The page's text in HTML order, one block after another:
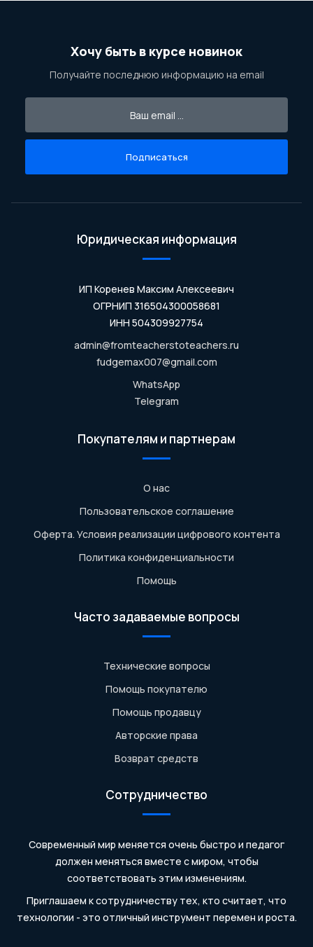
Хочу быть в курсе новинок
Получайте последнюю информацию на email
Подписаться
Юридическая информация
ИП Коренев Максим Алексеевич
ОГРНИП 316504300058681
ИНН 504309927754
admin@fromteacherstoteachers.ru
fudgemax007@gmail.com
WhatsApp
Telegram
Покупателям и партнерам
О нас
Пользовательское соглашение
Оферта. Условия реализации цифрового контента
Политика конфиденциальности
Помощь
Часто задаваемые вопросы
Технические вопросы
Помощь покупателю
Помощь продавцу
Авторские права
Возврат средств
Сотрудничество
Современный мир меняется очень быстро и педагог
должен меняться вместе с миром, чтобы
соответствовать этим изменениям.
Приглашаем к сотрудничеству тех, кто считает, что
технологии - это отличный инструмент перемен и роста.